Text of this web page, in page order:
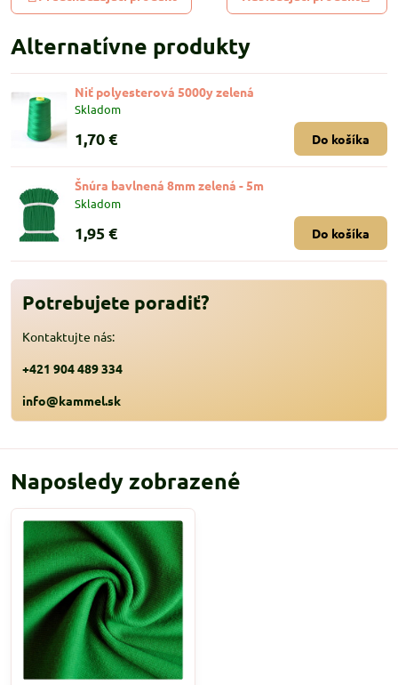
Alternatívne produkty
Niť polyesterová 5000y zelená
Skladom
1,70 € Do košíka
Šnúra bavlnená 8mm zelená - 5m
Skladom
1,95 € Do košíka
Potrebujete poradiť?
Kontaktujte nás:
+421 904 489 334
info@kammel.sk
Naposledy zobrazené